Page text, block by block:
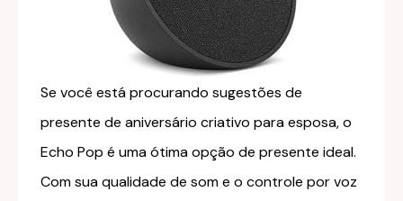
Se você está procurando sugestões de
presente de aniversário criativo para esposa, o
Echo Pop é uma ótima opção de presente ideal.
Com sua qualidade de som e o controle por voz